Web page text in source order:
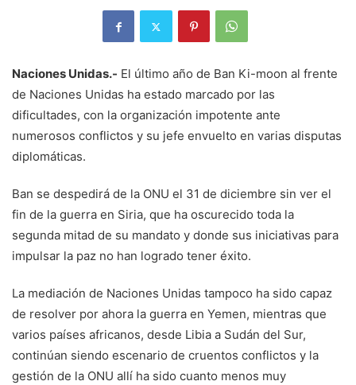
Naciones Unidas.- El último año de Ban Ki-moon al frente
de Naciones Unidas ha estado marcado por las
dificultades, con la organización impotente ante
numerosos conflictos y su jefe envuelto en varias disputas
diplomáticas.
Ban se despedirá de la ONU el 31 de diciembre sin ver el
fin de la guerra en Siria, que ha oscurecido toda la
segunda mitad de su mandato y donde sus iniciativas para
impulsar la paz no han logrado tener éxito.
La mediación de Naciones Unidas tampoco ha sido capaz
de resolver por ahora la guerra en Yemen, mientras que
varios países africanos, desde Libia a Sudán del Sur,
continúan siendo escenario de cruentos conflictos y la
gestión de la ONU allí ha sido cuanto menos muy